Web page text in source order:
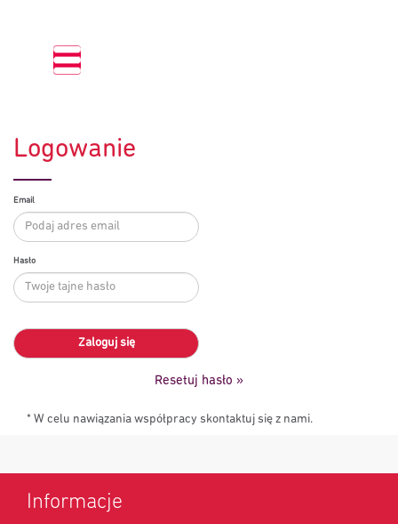
Logowanie
Email
Hasło
Zaloguj się
Resetuj hasło »
* W celu nawiązania współpracy skontaktuj się z nami.
Informacje